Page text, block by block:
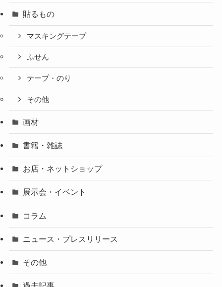
貼るもの
マスキングテープ
ふせん
テープ・のり
その他
画材
書籍・雑誌
お店・ネットショップ
展示会・イベント
コラム
ニュース・プレスリリース
その他